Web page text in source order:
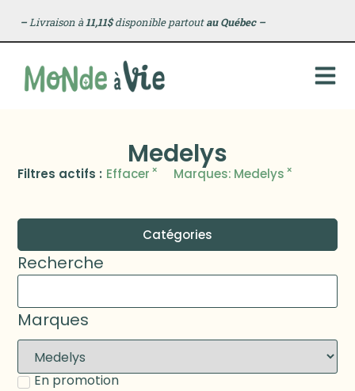
–Livraison à11,11$disponible partoutau Québec –
Medelys
Filtres actifs : Effacer × Marques: Medelys ×
Catégories
Recherche
Marques
En promotion